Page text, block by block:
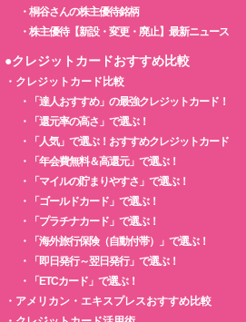
・ 桐谷さんの株主優待銘柄
・ 株主優待【新設・変更・廃止】最新ニュース
●クレジットカードおすすめ比較
・ クレジットカード比較
・
「達人おすすめ」の最強クレジットカード！
・
「還元率の高さ」で選ぶ！
・
「人気」で選ぶ！おすすめクレジットカード
・
「年会費無料＆高還元」で選ぶ！
・
「マイルの貯まりやすさ」で選ぶ！
・
「ゴールドカード」で選ぶ！
・
「プラチナカード」で選ぶ！
・
「海外旅行保険（自動付帯）」で選ぶ！
・
「即日発行～翌日発行」で選ぶ！
・
「ETCカード」で選ぶ！
・ アメリカン・エキスプレスおすすめ比較